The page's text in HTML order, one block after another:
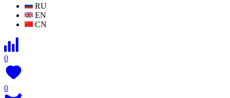
RU
EN
CN
0
0